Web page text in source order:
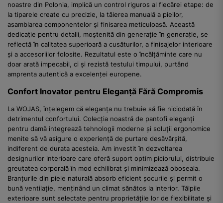
noastre din Polonia, implică un control riguros al fiecărei etape: de
la tiparele create cu precizie, la tăierea manuală a pieilor,
asamblarea componentelor și finisarea meticuloasă. Această
dedicație pentru detalii, moștenită din generație în generație, se
reflectă în calitatea superioară a cusăturilor, a finisajelor interioare
și a accesoriilor folosite. Rezultatul este o încălțăminte care nu
doar arată impecabil, ci și rezistă testului timpului, purtând
amprenta autentică a excelenței europene.
Confort Inovator pentru Eleganță Fără Compromis
La WOJAS, înțelegem că eleganța nu trebuie să fie niciodată în
detrimentul confortului. Colecția noastră de pantofi eleganți
pentru damă integrează tehnologii moderne și soluții ergonomice
menite să vă asigure o experiență de purtare desăvârșită,
indiferent de durata acesteia. Am investit în dezvoltarea
designurilor interioare care oferă suport optim piciorului, distribuie
greutatea corporală în mod echilibrat și minimizează oboseala.
Branțurile din piele naturală absorb eficient șocurile și permit o
bună ventilație, menținând un climat sănătos la interior. Tălpile
exterioare sunt selectate pentru proprietățile lor de flexibilitate și